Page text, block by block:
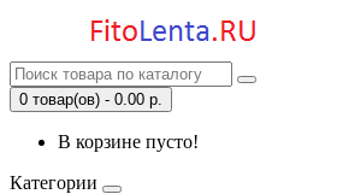
0 товар(ов) - 0.00 р.
В корзине пусто!
Категории